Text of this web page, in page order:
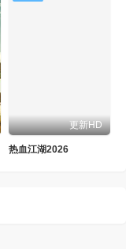
更新HD
热血江湖2026